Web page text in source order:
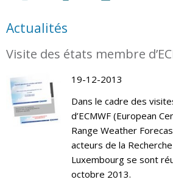
Actualités
Visite des états membre
19-12-2013
Dans le cadre des
d’ECMWF (European
Range Weather
acteurs de la
Luxembourg se sont
octobre 2013.